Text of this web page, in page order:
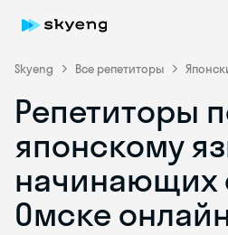
Skyeng Все репетиторы
Репетиторы
японскому
начинающих
Омске